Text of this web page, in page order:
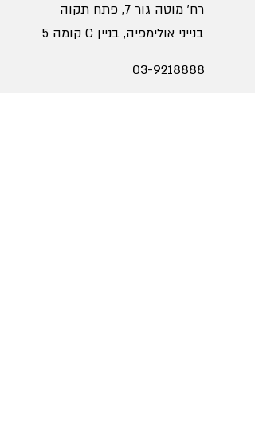
רח' מוטה גור 7, פתח תקוה
בנייני אולימפיה, בניין C קומה 5
03-9218888